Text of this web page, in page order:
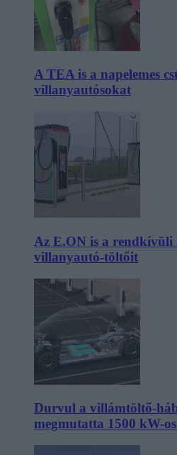
A TEA is a napelemes
villanyautósokat
Az E.ON is a rendkívüli
villanyautó-töltőit
Durvul a villámtöltő-
megmutatta 1500 kW-